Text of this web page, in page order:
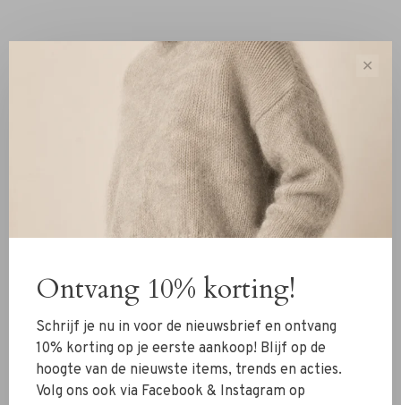
Toon 1 - 0 van 0
Schoenen
Sieraden
Accessoires
SALE
✕
Ontvang 10% korting!
Schrijf je nu in voor de nieuwsbrief en ontvang
10% korting op je eerste aankoop! Blijf op de
hoogte van de nieuwste items, trends en acties.
Volg ons ook via Facebook & Instagram op